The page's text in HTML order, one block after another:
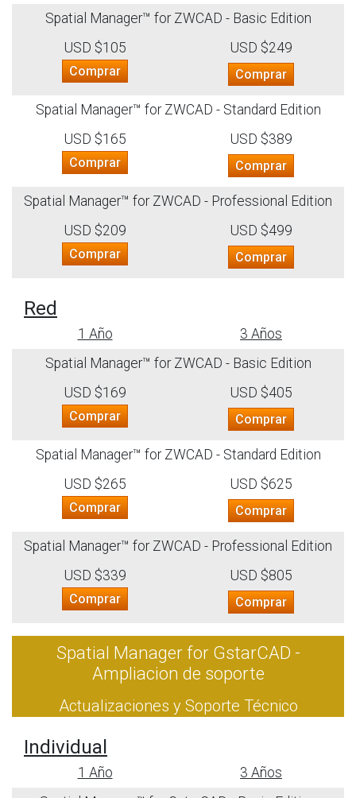
Spatial Manager™ for ZWCAD - Basic Edition
USD $105
Comprar
USD $249
Comprar
Spatial Manager™ for ZWCAD - Standard Edition
USD $165
Comprar
USD $389
Comprar
Spatial Manager™ for ZWCAD - Professional Edition
USD $209
Comprar
USD $499
Comprar
Red
1 Año
3 Años
Spatial Manager™ for ZWCAD - Basic Edition
USD $169
Comprar
USD $405
Comprar
Spatial Manager™ for ZWCAD - Standard Edition
USD $265
Comprar
USD $625
Comprar
Spatial Manager™ for ZWCAD - Professional Edition
USD $339
Comprar
USD $805
Comprar
Spatial Manager for GstarCAD -
Ampliacion de soporte
Actualizaciones y Soporte Técnico
Individual
1 Año
3 Años